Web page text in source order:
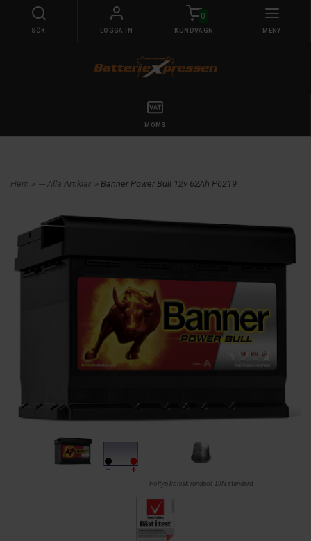
SÖK LOGGA IN
0
KUNDVAGN MENY
MOMS
Hem » --- Alla Artiklar » Banner Power Bull 12v 62Ah P6219
Poltyp konisk rundpol. DIN standard.